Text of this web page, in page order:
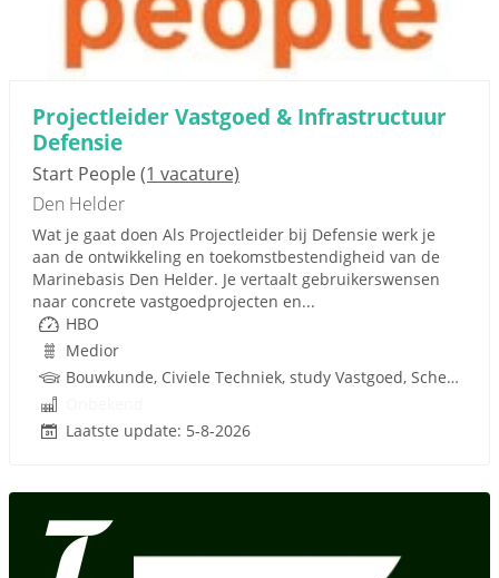
Projectleider Vastgoed & Infrastructuur
Defensie
Start People(1 vacature)
Den Helder
Wat je gaat doen Als Projectleider bij Defensie werk je
aan de ontwikkeling en toekomstbestendigheid van de
Marinebasis Den Helder. Je vertaalt gebruikerswensen
naar concrete vastgoedprojecten en...
HBO
Medior
Bouwkunde, Civiele Techniek, study Vastgoed, Scheepswerktuigkundig, Infrastructuur, Ruimtelijke Ordening, Techniek
Laatste update: 5-8-2026